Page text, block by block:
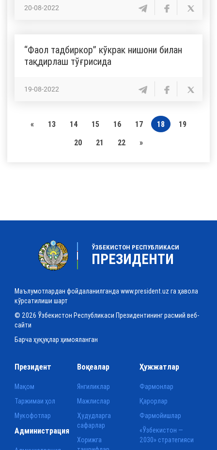
20-08-2022
“Фаол тадбиркор” кўкрак нишони билан
тақдирлаш тўғрисида
19-08-2022
« 13 14 15 16 17 18
19
20
21 22 »
ЎЗБЕКИСТОН РЕСПУБЛИКАСИ
ПРЕЗИДЕНТИ
Маълумотлардан фойдаланилганда www.president.uz га ҳавола
кўрсатилиши шарт
© 2026 Ўзбекистон Республикаси Президентининг расмий веб-
сайти
Барча ҳуқуқлар ҳимояланган
Президент
Мақом
Таржимаи ҳол
Мукофотлар
Воқеалар
Янгиликлар
Мажлислар
Ҳудудларга
сафарлар
Хорижга
Ҳужжатлар
Фармонлар
Қарорлар
Фармойишлар
«Ўзбекистон —
2030» стратегияси
Администрация